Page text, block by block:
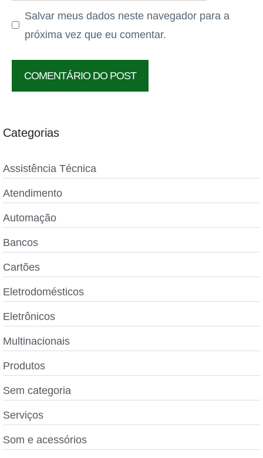
Salvar meus dados neste navegador para a
próxima vez que eu comentar.
Categorias
Assistência Técnica
Atendimento
Automação
Bancos
Cartões
Eletrodomésticos
Eletrônicos
Multinacionais
Produtos
Sem categoria
Serviços
Som e acessórios